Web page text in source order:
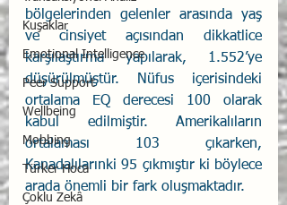
Kuşaklar
Emotional Intelligence
Peer Support
Wellbeing
Mobbing
Türker Hoca
Çoklu Zekâ
bölgelerinden gelenler arasında yaş
ve cinsiyet açısından dikkatlice
karşılaştırma yapılarak, 1.552’ye
düşürülmüştür. Nüfus içerisindeki
ortalama EQ derecesi 100 olarak
kabul edilmiştir. Amerikalıların
ortalaması 103 çıkarken,
Kanadalılarınki 95 çıkmıştır ki böylece
arada önemli bir fark oluşmaktadır.